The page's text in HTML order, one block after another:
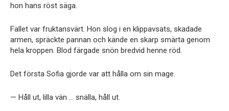
hon hans röst säga.
Fallet var fruktansvärt. Hon slog i en klippavsats, skadade
armen, spräckte pannan och kände en skarp smärta genom
hela kroppen. Blod färgade snön bredvid henne röd.
Det första Sofia gjorde var att hålla om sin mage.
— Håll ut, lilla vän … snälla, håll ut.